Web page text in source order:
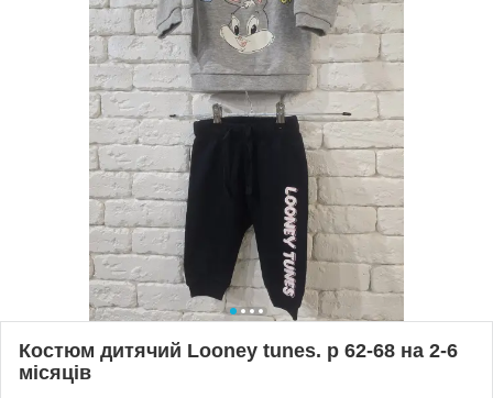
Костюм дитячий Looney tunes. р 62-68 на 2-6
місяців